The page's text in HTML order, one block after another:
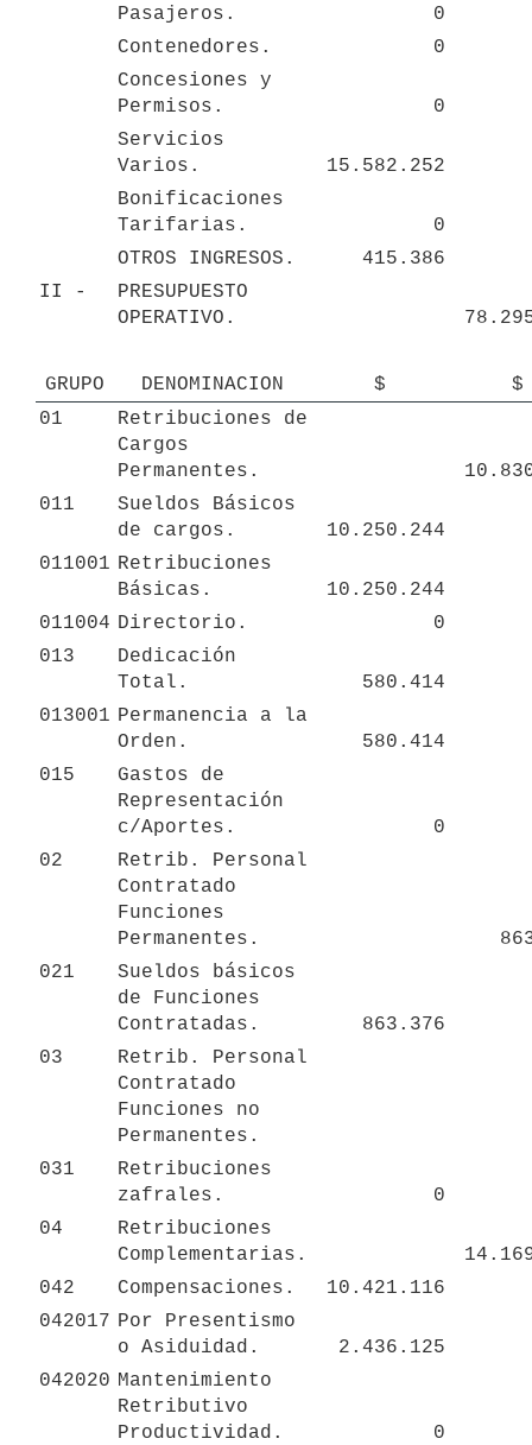
Pasajeros.
0
Contenedores.
0
Concesiones y
Permisos.
0
Servicios
Varios.
15.582.252
Bonificaciones
Tarifarias.
0
OTROS INGRESOS.
415.386
II -
PRESUPUESTO
OPERATIVO.
GRUPO DENOMINACION $
$
01
Retribuciones de
Cargos
Permanentes.
011
Sueldos Básicos
de cargos.
10.250.244
011001 Retribuciones
Básicas.
10.250.244
011004 Directorio.
0
013
Dedicación
Total.
580.414
013001 Permanencia a la
Orden.
580.414
015
Gastos de
Representación
c/Aportes.
0
02
Retrib. Personal
Contratado
Funciones
Permanentes.
021
Sueldos básicos
de Funciones
Contratadas.
863.376
03
Retrib. Personal
Contratado
Funciones no
Permanentes.
031
Retribuciones
zafrales.
0
04
Retribuciones
Complementarias.
042
Compensaciones.
10.421.116
042017 Por Presentismo
o Asiduidad.
2.436.125
042020 Mantenimiento
Retributivo
Productividad.
0